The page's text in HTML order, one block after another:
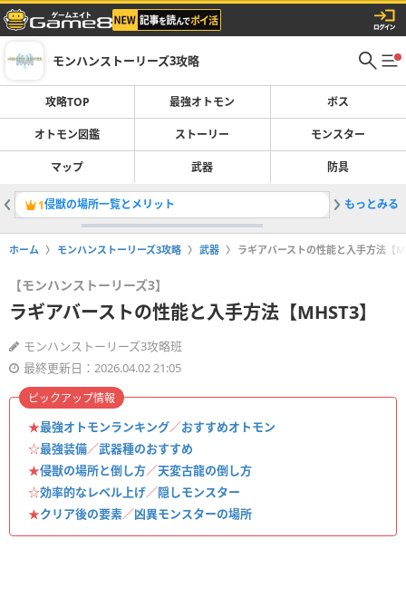
モンハンストーリーズ3攻略
攻略TOP 最強オトモン ボス
オトモン図鑑 ストーリー モンスター
マップ 武器 防具
1侵獣の場所一覧とメリット 2オトモ
もっとみる
ホーム モンハンストーリーズ3攻略 武器 ラギアバーストの性能と入手方法【
【モンハンストーリーズ3】
ラギアバーストの性能と入手方法【MHST3】
モンハンストーリーズ3攻略班
最終更新日：2026.04.02 21:05
★最強オトモンランキング／おすすめオトモン
☆最強装備／武器種のおすすめ
★侵獣の場所と倒し方／天変古龍の倒し方
☆効率的なレベル上げ／隠しモンスター
★クリア後の要素／凶異モンスターの場所
ピックアップ情報